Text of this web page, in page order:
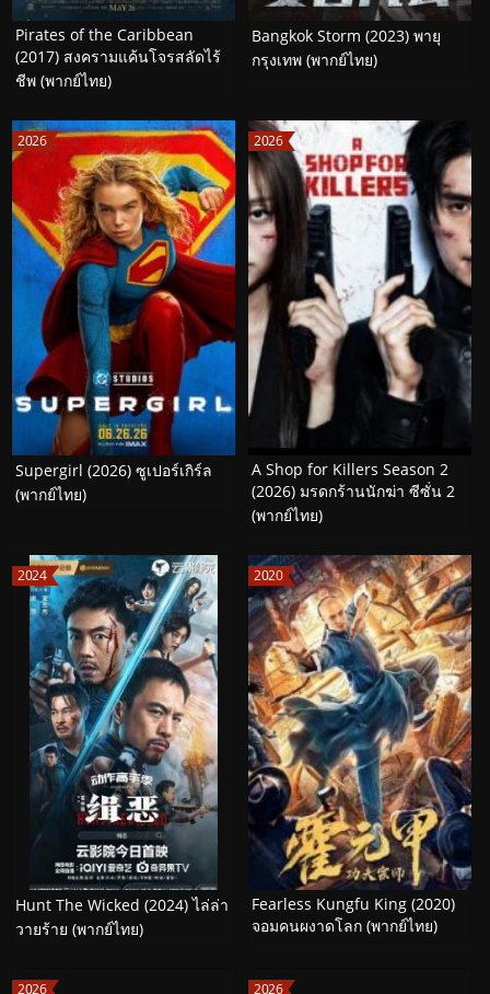
Pirates of the Caribbean
(2017) สงครามแค้นโจรสลัดไร้
ชีพ (พากย์ไทย)
Bangkok Storm (2023) พายุ
กรุงเทพ (พากย์ไทย)
2026
Supergirl (2026) ซูเปอร์เกิร์ล
(พากย์ไทย)
2026
A Shop for Killers Season 2
(2026) มรดกร้านนักฆ่า ซีซั่น 2
(พากย์ไทย)
2024
Hunt The Wicked (2024) ไล่ล่า
วายร้าย (พากย์ไทย)
2020
Fearless Kungfu King (2020)
จอมคนผงาดโลก (พากย์ไทย)
2026 2026